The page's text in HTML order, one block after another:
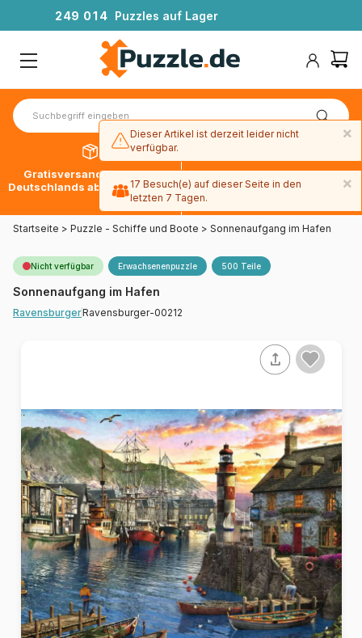
249 01 4 Puzzles auf Lager
Gratisversand innerhalb
Deutschlands ab 49 € mit DPD
30 Tage später bezahlen
mit Paypal
Startseite > Puzzle - Schiffe und Boote > Sonnenaufgang im Hafen
Nicht verfügbar Erwachsenenpuzzle 500 Teile
Sonnenaufgang im Hafen
RavensburgerRavensburger-00212
×
Dieser Artikel ist derzeit leider nicht
verfügbar.
×
17 Besuch(e) auf dieser Seite in den
letzten 7 Tagen.